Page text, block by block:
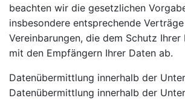
beachten wir die gesetzlichen
insbesondere entsprechende
Vereinbarungen, die dem Schutz Ihrer
mit den Empfängern Ihrer Daten ab.
Datenübermittlung innerhalb der
Datenübermittlung innerhalb der